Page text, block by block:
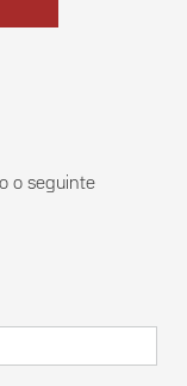
o seguinte